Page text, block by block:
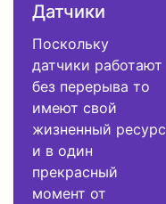
Датчики
Поскольку
датчики работают
без перерыва то
имеют свой
жизненный ресурс
и в один
прекрасный
момент от